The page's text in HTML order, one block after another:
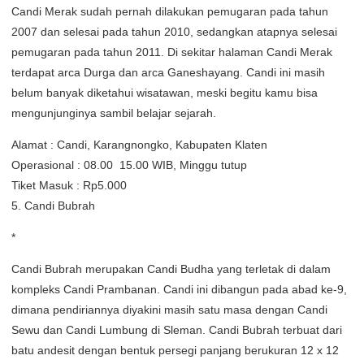
Candi Merak sudah pernah dilakukan pemugaran pada tahun
2007 dan selesai pada tahun 2010, sedangkan atapnya selesai
pemugaran pada tahun 2011. Di sekitar halaman Candi Merak
terdapat arca Durga dan arca Ganeshayang. Candi ini masih
belum banyak diketahui wisatawan, meski begitu kamu bisa
mengunjunginya sambil belajar sejarah.
Alamat : Candi, Karangnongko, Kabupaten Klaten
Operasional : 08.00  15.00 WIB, Minggu tutup
Tiket Masuk : Rp5.000
5. Candi Bubrah
*
Candi Bubrah merupakan Candi Budha yang terletak di dalam
kompleks Candi Prambanan. Candi ini dibangun pada abad ke-9,
dimana pendiriannya diyakini masih satu masa dengan Candi
Sewu dan Candi Lumbung di Sleman. Candi Bubrah terbuat dari
batu andesit dengan bentuk persegi panjang berukuran 12 x 12